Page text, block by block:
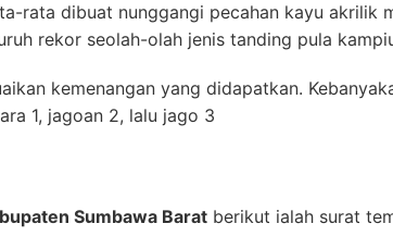
rata dibuat nunggangi pecahan kayu akrilik
rekor seolah-olah jenis tanding pula
kemenangan yang didapatkan.
1, jagoan 2, lalu jago 3
Sumbawa Barat berikut ialah surat